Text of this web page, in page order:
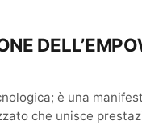
è una
che unisce